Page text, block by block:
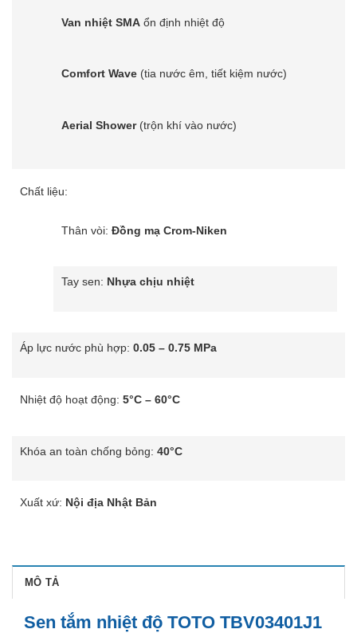
MÔ TẢ
Sen tắm nhiệt độ TOTO TBV03401J1
Van nhiệt SMA ổn định nhiệt độ
Comfort Wave (tia nước êm, tiết kiệm nước)
Aerial Shower(trộn khí vào nước)
Chất liệu:
Thân vòi: Đồng mạ Crom-Niken
Tay sen: Nhựa chịu nhiệt
Áp lực nước phù hợp: 0.05 – 0.75 MPa
Nhiệt độ hoạt động: 5°C – 60°C
Khóa an toàn chống bỏng: 40°C
Xuất xứ: Nội địa Nhật Bản